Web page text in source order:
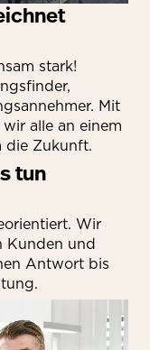
stark!
Mit
alle an einem
die Zukunft.
tun
Wir
Kunden und
Antwort bis